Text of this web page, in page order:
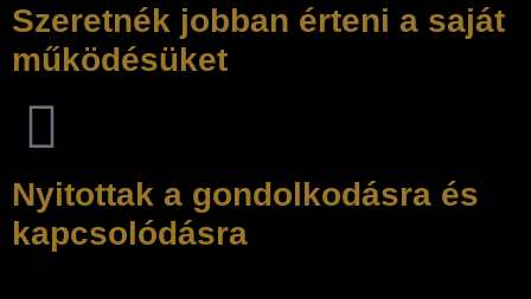
Szeretnék jobban érteni a saját
működésüket
Nyitottak a gondolkodásra és
kapcsolódásra